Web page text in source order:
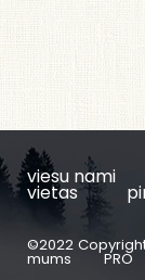
viesu nami
vietas
©2022
mums PRO